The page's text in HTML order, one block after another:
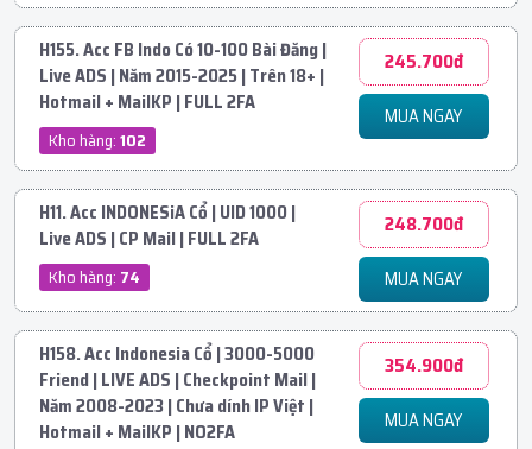
H155. Acc FB Indo Có 10-100 Bài Đăng |
Live ADS | Năm 2015-2025 | Trên 18+ |
Hotmail + MailKP | FULL 2FA
Kho hàng:102
245.700đ
MUA NGAY
H11. Acc INDONESiA Cổ | UID 1000 |
Live ADS | CP Mail | FULL 2FA
Kho hàng: 74
248.700đ
MUA NGAY
H158. Acc Indonesia Cổ | 3000-5000
Friend | LIVE ADS | Checkpoint Mail |
Năm 2008-2023 | Chưa dính IP Việt |
Hotmail + MailKP | NO2FA
354.900đ
MUA NGAY